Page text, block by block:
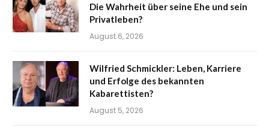
Die Wahrheit über seine Ehe und sein
Privatleben?
August 6, 2026
Wilfried Schmickler: Leben, Karriere
und Erfolge des bekannten
Kabarettisten?
August 5, 2026